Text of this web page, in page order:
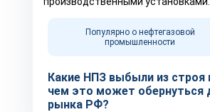
Популярно о нефтегазовой
промышленности
Какие НПЗ выбыли из строя
чем это может обернуться
рынка РФ?